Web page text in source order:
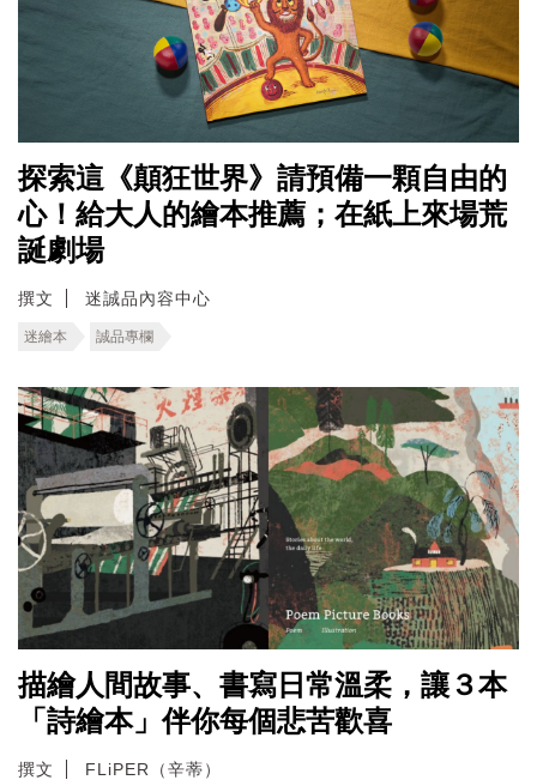
探索這《顛狂世界》請預備一顆自由的
心！給大人的繪本推薦；在紙上來場荒
誕劇場
撰文 迷誠品內容中心
迷繪本 誠品專欄
描繪人間故事、書寫日常溫柔，讓３本
「詩繪本」伴你每個悲苦歡喜
撰文 FLiPER（辛蒂）